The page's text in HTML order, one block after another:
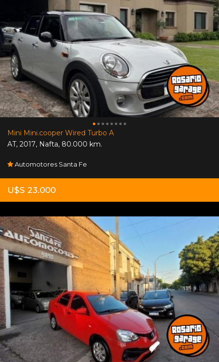
Mini Mini.cooper Wired Turbo A
AT, 2017, Nafta, 80.000 km.
Automotores Santa Fe
U$S 23.000